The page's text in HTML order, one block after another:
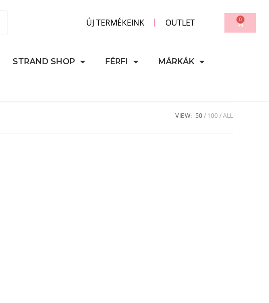
ÚJ TERMÉKEINK OUTLET 0
STRAND SHOP FÉRFI MÁRKÁK
VIEW: 50 100 ALL